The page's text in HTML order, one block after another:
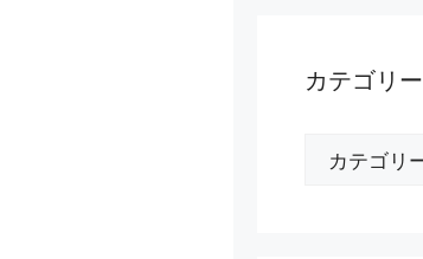
カテゴリー